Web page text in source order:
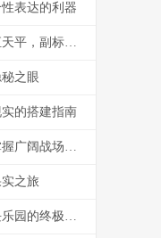
表达的利器
我的世界铁砧修复，经验与代价的永恒天平，副标题，耐久与经验的精妙博弈
之眼
的搭建指南
和平精英如何查看全屏视角，副标题掌握广阔战场的决胜视野
之旅
我的世界怎么联机生存，携手共建方块乐园的终极指南